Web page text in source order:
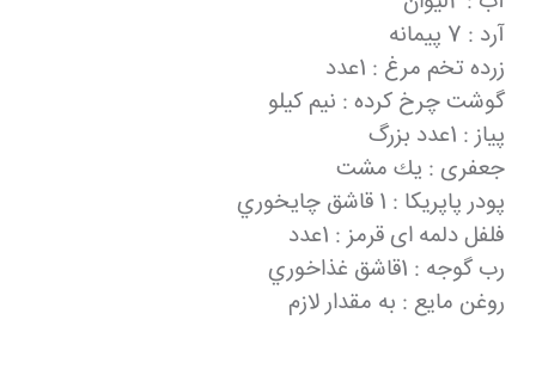
آرد : 7 پيمانه
زرده تخم مرغ : 1عدد
گوشت چرخ کرده : نيم كيلو
پیاز : 1عدد بزرگ
جعفری : يك مشت
پودر پاپریکا : 1 قاشق چايخوري
فلفل دلمه ای قرمز : 1عدد
رب گوجه : 1قاشق غذاخوري
روغن مایع : به مقدار لازم